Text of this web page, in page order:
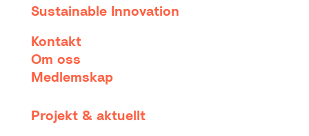
Sustainable Innovation
Kontakt
Om oss
Medlemskap
Projekt & aktuellt